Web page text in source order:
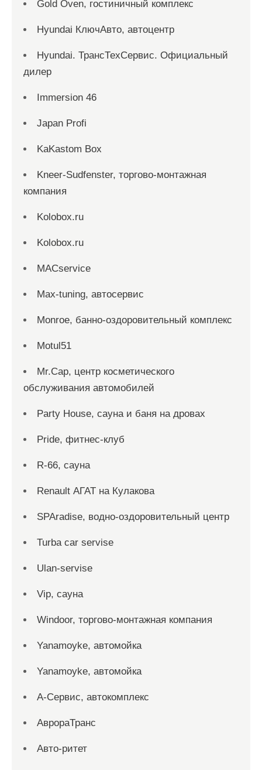
Gold Oven, гостиничный комплекс
Hyundai КлючАвто, автоцентр
Hyundai. ТрансТехСервис. Официальный
дилер
Immersion 46
Japan Profi
KaKastom Box
Kneer-Sudfenster, торгово-монтажная
компания
Kolobox.ru
Kolobox.ru
MACservice
Max-tuning, автосервис
Monroe, банно-оздоровительный комплекс
Motul51
Mr.Cap, центр косметического
обслуживания автомобилей
Party House, сауна и баня на дровах
Pride, фитнес-клуб
R-66, сауна
Renault АГАТ на Кулакова
SPAradise, водно-оздоровительный центр
Turba car servise
Ulan-servise
Vip, сауна
Windoor, торгово-монтажная компания
Yanamoyke, автомойка
Yanamoyke, автомойка
А-Сервис, автокомплекс
АврораТранс
Авто-ритет